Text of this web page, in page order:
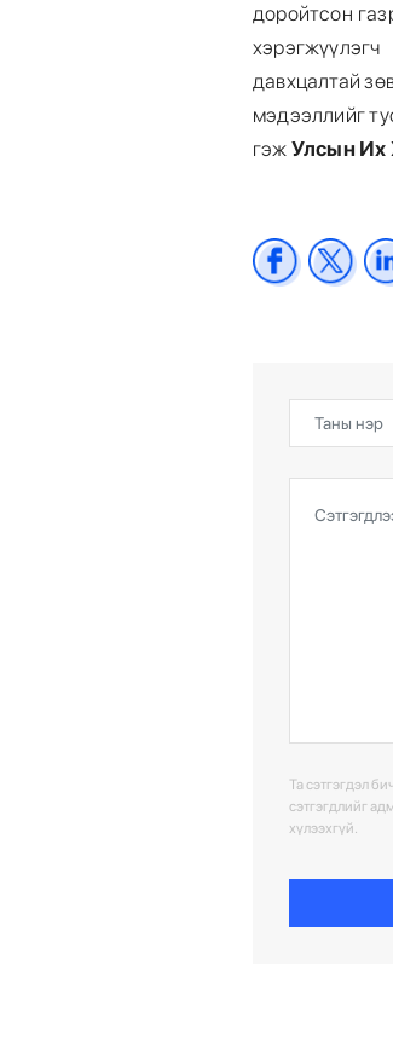
доройтсон
давхцалтай
мэдээллийг
гэж Улсын Их
Та сэтгэгдэл
сэтгэгдлийг
хүлээхгүй.